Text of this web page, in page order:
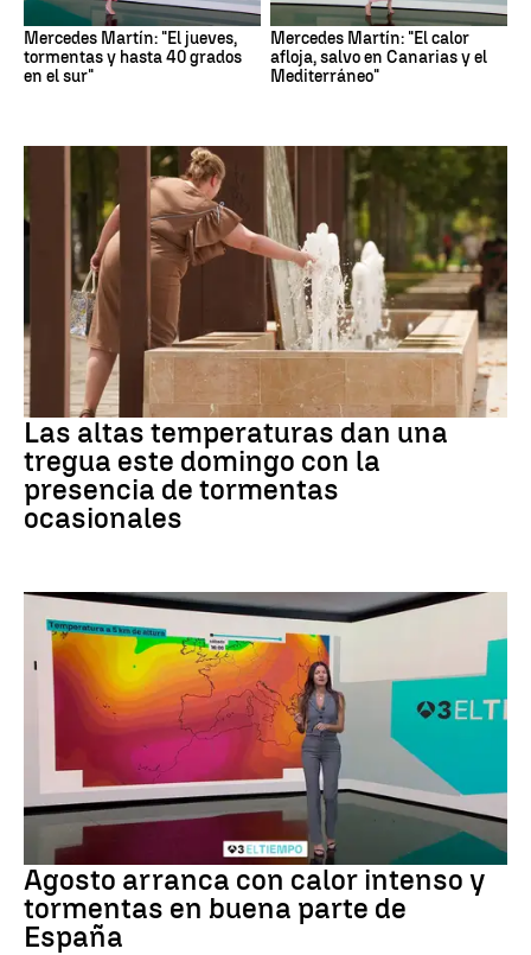
Mercedes Martín: "El jueves,
tormentas y hasta 40 grados
en el sur"
Mercedes Martín: "El calor
afloja, salvo en Canarias y el
Mediterráneo"
Tiempo
Las altas temperaturas dan una
tregua este domingo con la
presencia de tormentas
ocasionales
Tiempo
Agosto arranca con calor intenso y
tormentas en buena parte de
España